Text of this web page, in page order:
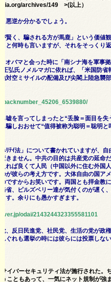
archives/149 >(以上）
悪逆か分かるでしょう。
賢く、騙される方が馬鹿」という価値
と何時も言いますが、それをそっくり返
オバマと会った時に「南シナ海を軍事
正弘氏ノメルマガに依れば、「米国防省
対空ミサイルの配備及び尖閣上陸急襲
backnumber_45206_6539880/
嘘を言ってしまったと“丢脸＝面目を
騙しおおせて“值得被称为聪明＝聡明
ｭﾘﾃｲ法」について書かれていますが、
きません。中共の目的は共産党の延命
れば良くて人民（中国以外に住む外国
が彼らの考え方です。大体自由の国ア
ですからお笑いです。両国とも拝金教
省、ピルズベリー達が気付くのが遅く
す。余りにも愚かすぎます。
odai/2143244323355581101
、反日民進党、社民党、生活の党が政
ぐれも選挙の時には彼らには投票しない
イバーセキュリティ法が施行された。
こともあって、一気にネット規制が強